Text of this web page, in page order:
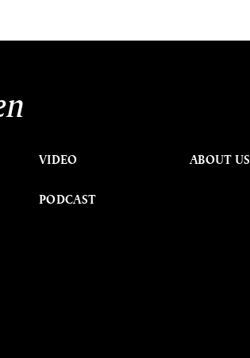
VIDEO
PODCAST
ABOUT US